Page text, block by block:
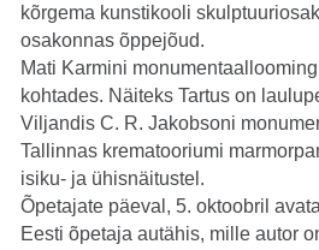
kõrgema kunstikooli
osakonnas õppejõud.
Mati Karmini
kohtades. Näiteks Tartus on
Viljandis C. R. Jakobsoni
Tallinnas krematooriumi
isiku- ja ühisnäitustel.
Õpetajate päeval, 5. oktoobril
Eesti õpetaja autähis, mille autor